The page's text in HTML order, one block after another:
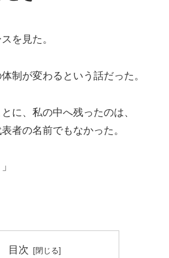
を見た。
制が変わるという話だった。
に、私の中へ残ったのは、
者の名前でもなかった。
目次